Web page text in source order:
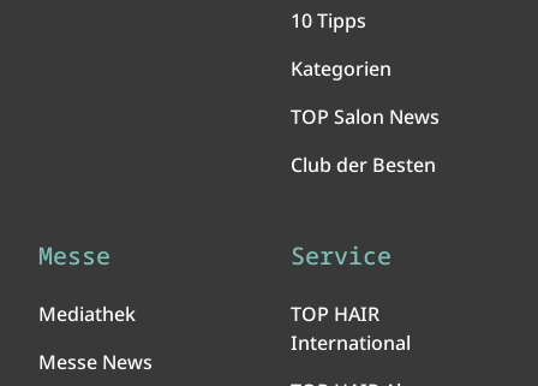
10 Tipps
Kategorien
TOP Salon News
Club der Besten
Messe
Mediathek
Messe News
Service
TOP HAIR
International